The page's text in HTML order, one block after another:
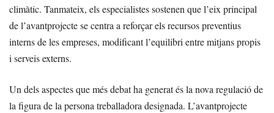
climàtic. Tanmateix, els especialistes sostenen que l’eix principal
de l’avantprojecte se centra a reforçar els recursos preventius
interns de les empreses, modificant l’equilibri entre mitjans propis
i serveis externs.
Un dels aspectes que més debat ha generat és la nova regulació de
la figura de la persona treballadora designada. L’avantprojecte